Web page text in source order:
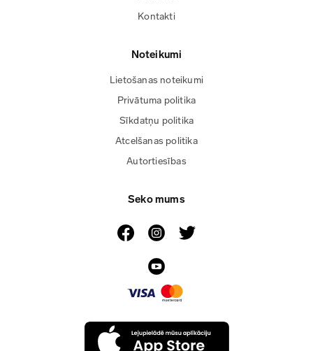
Kontakti
Noteikumi
Lietošanas noteikumi
Privātuma politika
Sīkdatņu politika
Atcelšanas politika
Autortiesības
Seko mums